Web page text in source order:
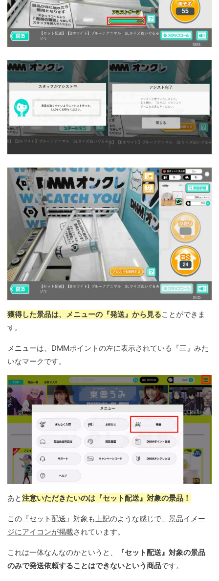
獲得した景品は、メニューの『発送』から見ることができま
す。
メニューは、DMMポイントの左に表示されている『三』みた
いなマークです。
あと注意いただきたいのは『セット配送』対象の景品！
この『セット配送』対象も上記のような感じで、景品イメー
ジにアイコンが掲載されています。
これは一体なんなのかというと、
『セット配送』対象の景品
のみで発送依頼することはできないという商品です。